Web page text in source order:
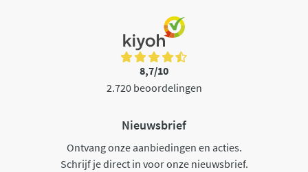
8,7/10
2.720 beoordelingen
Nieuwsbrief
Ontvang onze aanbiedingen en acties.
Schrijf je direct in voor onze nieuwsbrief.